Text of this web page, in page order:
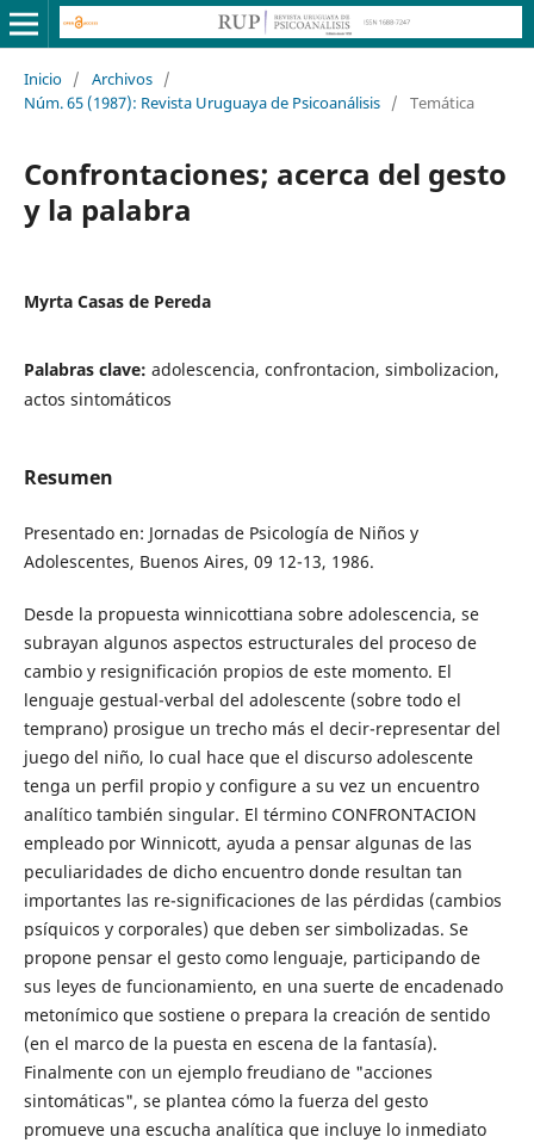
Inicio / Archivos /
Núm. 65 (1987): Revista Uruguaya de Psicoanálisis / Temática
Confrontaciones; acerca del gesto
y la palabra
Myrta Casas de Pereda
Palabras clave: adolescencia, confrontacion, simbolizacion,
actos sintomáticos
Resumen
Presentado en: Jornadas de Psicología de Niños y
Adolescentes, Buenos Aires, 09 12-13, 1986.
Desde la propuesta winnicottiana sobre adolescencia, se
subrayan algunos aspectos estructurales del proceso de
cambio y resignificación propios de este momento. El
lenguaje gestual-verbal del adolescente (sobre todo el
temprano) prosigue un trecho más el decir-representar del
juego del niño, lo cual hace que el discurso adolescente
tenga un perfil propio y configure a su vez un encuentro
analítico también singular. El término CONFRONTACION
empleado por Winnicott, ayuda a pensar algunas de las
peculiaridades de dicho encuentro donde resultan tan
importantes las re-significaciones de las pérdidas (cambios
psíquicos y corporales) que deben ser simbolizadas. Se
propone pensar el gesto como lenguaje, participando de
sus leyes de funcionamiento, en una suerte de encadenado
metonímico que sostiene o prepara la creación de sentido
(en el marco de la puesta en escena de la fantasía).
Finalmente con un ejemplo freudiano de "acciones
sintomáticas", se plantea cómo la fuerza del gesto
promueve una escucha analítica que incluye lo inmediato